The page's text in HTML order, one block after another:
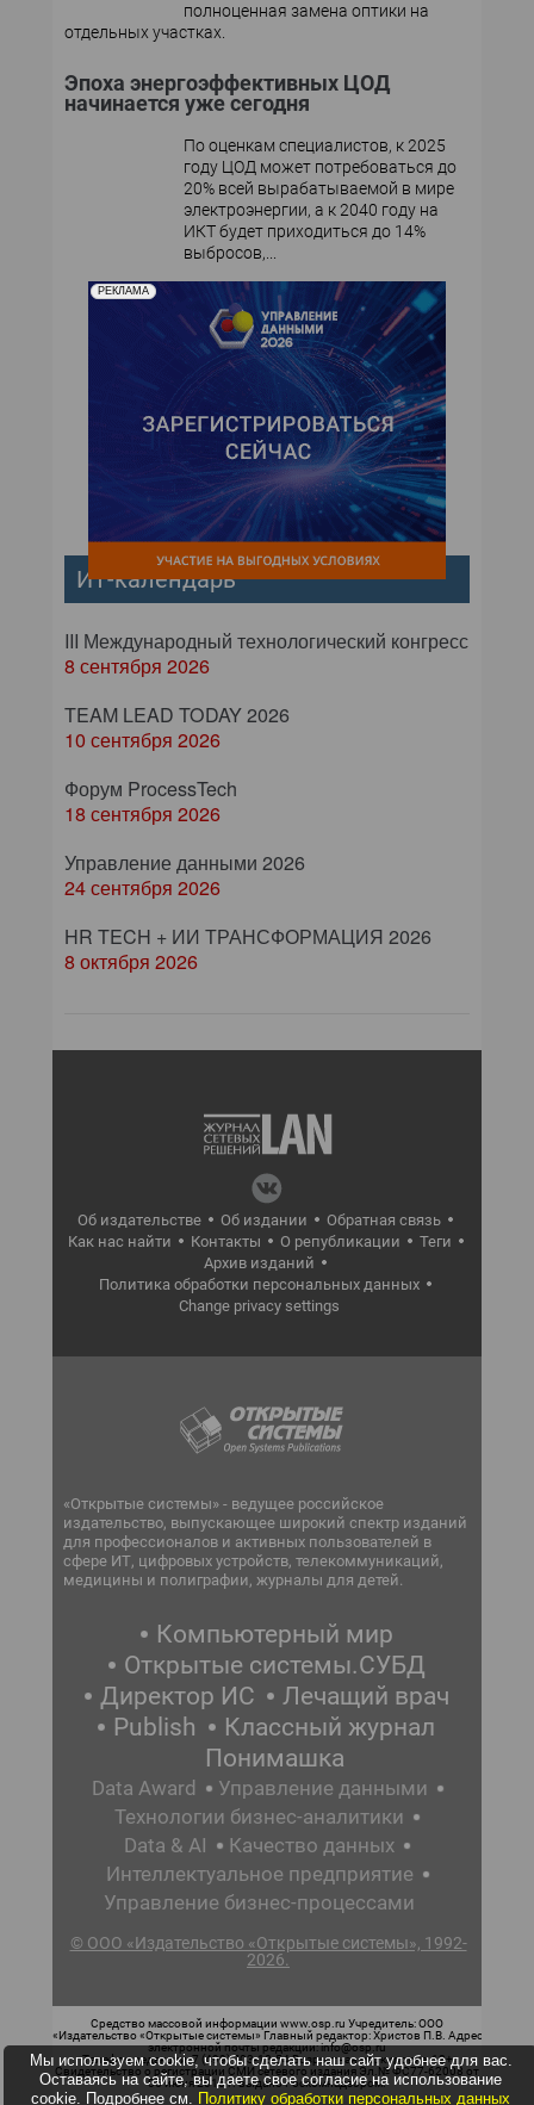
полноценная замена оптики на
отдельных участках.
Эпоха энергоэффективных ЦОД
начинается уже сегодня
По оценкам специалистов, к 2025
году ЦОД может потребоваться до
20% всей вырабатываемой в мире
электроэнергии, а к 2040 году на
ИКТ будет приходиться до 14%
выбросов,...
РЕКЛАМА
ИТ-календарь
III Международный технологический конгресс
8 сентября 2026
TEAM LEAD TODAY 2026
10 сентября 2026
Форум ProcessTech
18 сентября 2026
Управление данными 2026
24 сентября 2026
HR TECH + ИИ ТРАНСФОРМАЦИЯ 2026
8 октября 2026
Об издательстве Об издании
Обратная связь
Как нас найти
Контакты О републикации
Теги
Архив изданий
Политика обработки персональных данных
Change privacy settings
«Открытые системы» - ведущее российское
издательство, выпускающее широкий спектр изданий
для профессионалов и активных пользователей в
сфере ИТ, цифровых устройств, телекоммуникаций,
медицины и полиграфии, журналы для детей.
Компьютерный мир
Открытые системы.СУБД
Директор ИС
Лечащий врач
Publish
Классный журнал
Понимашка
Data Award
Управление данными
Технологии бизнес-аналитики
Data & AI
Качество данных
Интеллектуальное предприятие
Управление бизнес-процессами
© ООО «Издательство «Открытые системы», 1992-
2026.
Средство массовой информации www.osp.ru Учредитель: ООО
«Издательство «Открытые системы» Главный редактор: Христов П.В. Адрес
электронной почты редакции: info@osp.ru
Телефон редакции: 7 (499) 703-18-54 Возрастная маркировка: 12+
Свидетельство о регистрации СМИ сетевого издания Эл.№ ФС77-62008 от
05 июня 2015 г. выдано Роскомнадзором.
Мы используем cookie, чтобы сделать наш сайт удобнее для вас.
Оставаясь на сайте, вы даете свое согласие на использование
cookie. Подробнее см. Политику обработки персональных данных